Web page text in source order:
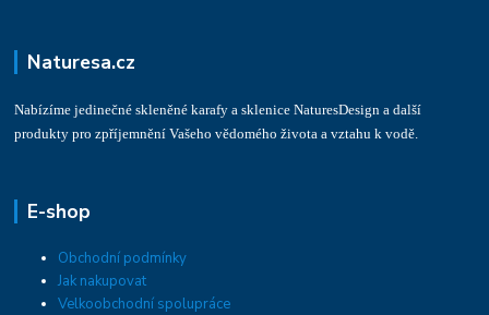
Naturesa.cz
Nabízíme jedinečné skleněné karafy a sklenice NaturesDesign a další
produkty pro zpříjemnění Vašeho vědomého života a vztahu k vodě.
E-shop
Obchodní podmínky
Jak nakupovat
Velkoobchodní spolupráce